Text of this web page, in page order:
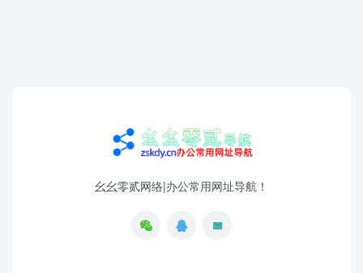
幺幺零贰网络|办公常用网址导航！